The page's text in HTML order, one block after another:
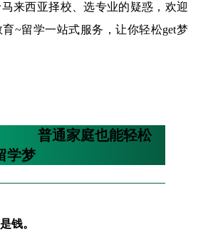
来西亚择校、选专业的疑惑，欢迎
~留学一站式服务，让你轻松get梦
普通家庭也能轻松
学梦
钱。